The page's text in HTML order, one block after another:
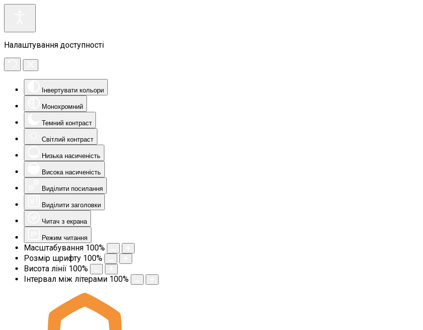
Налаштування доступності
Інвертувати кольори
Монохромний
Темний контраст
Світлий контраст
Низька насиченість
Висока насиченість
Виділити посилання
Виділити заголовки
Читач з екрана
Режим читання
Масштабування 100%
Розмір шрифту 100%
Висота лінії 100%
Інтервал між літерами 100%